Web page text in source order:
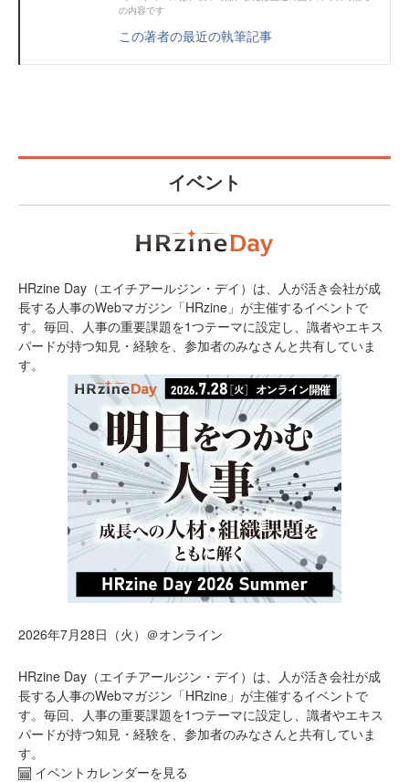
の内容です
この著者の最近の執筆記事
イベント
HRzine Day（エイチアールジン・デイ）は、人が活き会社が成
長する人事のWebマガジン「HRzine」が主催するイベントで
す。毎回、人事の重要課題を1つテーマに設定し、識者やエキス
パードが持つ知見・経験を、参加者のみなさんと共有していま
す。
2026年7月28日（火）＠オンライン
HRzine Day（エイチアールジン・デイ）は、人が活き会社が成
長する人事のWebマガジン「HRzine」が主催するイベントで
す。毎回、人事の重要課題を1つテーマに設定し、識者やエキス
パードが持つ知見・経験を、参加者のみなさんと共有していま
す。
イベントカレンダーを見る